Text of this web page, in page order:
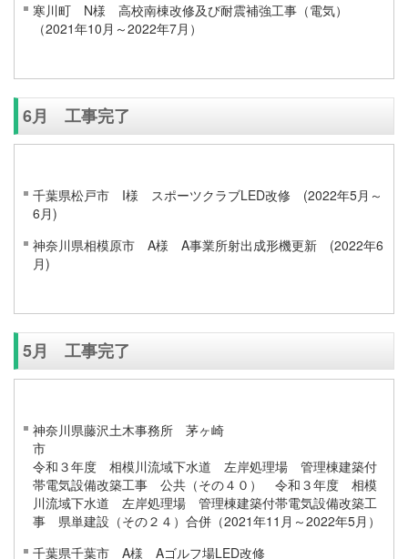
寒川町 N様 高校南棟改修及び耐震補強工事（電気）
（2021年10月～2022年7月）
6月 工事完了
千葉県松戸市 I様 スポーツクラブLED改修 (2022年5月～
6月)
神奈川県相模原市 A様 A事業所射出成形機更新 (2022年6
月)
5月 工事完了
神奈川県藤沢土木事務所 茅ヶ崎
令和３年度 相模川流域下水道 左岸処理場 管理棟建築付
帯電気設備改築工事 公共（その４０） 令和３年度 相模
川流域下水道 左岸処理場 管理棟建築付帯電気設備改築工
事 県単建設（その２４）合併（2021年11月～2022年5月）
千葉県千葉市 A様 Aゴルフ場LED改修